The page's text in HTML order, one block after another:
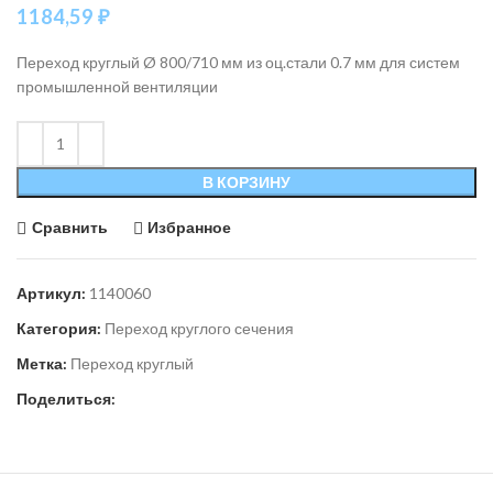
1184,59 ₽
Переход круглый Ø 800/710 мм из оц.стали 0.7 мм для систем
промышленной вентиляции
В КОРЗИНУ
Сравнить Избранное
Артикул: 1140060
Категория: Переход круглого сечения
Метка: Переход круглый
Поделиться: